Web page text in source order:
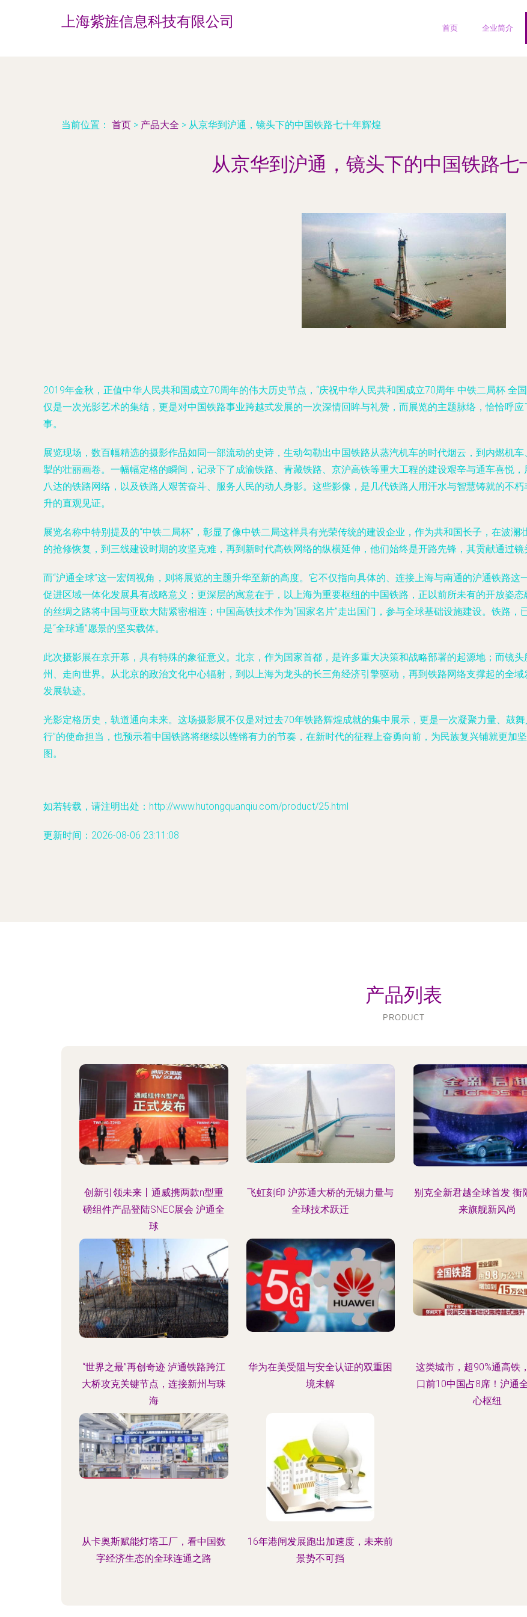
上海紫旌信息科技有限公司 首页 企业简介
当前位置： 首页 > 产品大全 > 从京华到沪通，镜头下的中国铁路七十年辉煌
从京华到沪通，镜头下的中国铁路七
2019年金秋，正值中华人民共和国成立70周年的伟大历史节点，“庆祝中华人民共和国成立70周年 中铁二局杯 全
仅是一次光影艺术的集结，更是对中国铁路事业跨越式发展的一次深情回眸与礼赞，而展览的主题脉络，恰恰呼
事。
展览现场，数百幅精选的摄影作品如同一部流动的史诗，生动勾勒出中国铁路从蒸汽机车的时代烟云，到内燃机
掣的壮丽画卷。一幅幅定格的瞬间，记录下了成渝铁路、青藏铁路、京沪高铁等重大工程的建设艰辛与通车喜悦
八达的铁路网络，以及铁路人艰苦奋斗、服务人民的动人身影。这些影像，是几代铁路人用汗水与智慧铸就的不
升的直观见证。
展览名称中特别提及的“中铁二局杯”，彰显了像中铁二局这样具有光荣传统的建设企业，作为共和国长子，在波
的抢修恢复，到三线建设时期的攻坚克难，再到新时代高铁网络的纵横延伸，他们始终是开路先锋，其贡献通过镜
而“沪通全球”这一宏阔视角，则将展览的主题升华至新的高度。它不仅指向具体的、连接上海与南通的沪通铁路
促进区域一体化发展具有战略意义；更深层的寓意在于，以上海为重要枢纽的中国铁路，正以前所未有的开放姿
的丝绸之路将中国与亚欧大陆紧密相连；中国高铁技术作为“国家名片”走出国门，参与全球基础设施建设。铁路，
是“全球通”愿景的坚实载体。
此次摄影展在京开幕，具有特殊的象征意义。北京，作为国家首都，是许多重大决策和战略部署的起源地；而镜
州、走向世界。从北京的政治文化中心辐射，到以上海为龙头的长三角经济引擎驱动，再到铁路网络支撑起的全
发展轨迹。
光影定格历史，轨道通向未来。这场摄影展不仅是对过去70年铁路辉煌成就的集中展示，更是一次凝聚力量、鼓
行”的使命担当，也预示着中国铁路将继续以铿锵有力的节奏，在新时代的征程上奋勇向前，为民族复兴铺就更加
图。
如若转载，请注明出处：http://www.hutongquanqiu.com/product/25.html
更新时间：2026-08-06 23:11:08
产品列表
PRODUCT
创新引领未来丨通威携两款n型重
磅组件产品登陆SNEC展会 沪通全
球
飞虹刻印 沪苏通大桥的无锡力量与
全球技术跃迁
别克全新君越全球首发 衡
来旗舰新风尚
“世界之最”再创奇迹 泸通铁路跨江
大桥攻克关键节点，连接新州与珠
海
华为在美受阻与安全认证的双重困
境未解
这类城市，超90%通高铁
口前10中国占8席！沪通
心枢纽
从卡奥斯赋能灯塔工厂，看中国数
字经济生态的全球连通之路
16年港闸发展跑出加速度，未来前
景势不可挡